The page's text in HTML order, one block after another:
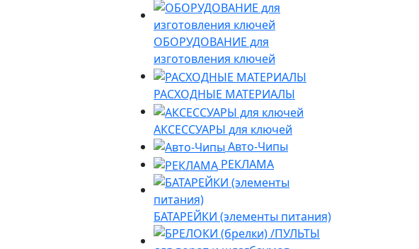
ОБОРУДОВАНИЕ для
изготовления ключей
РАСХОДНЫЕ МАТЕРИАЛЫ
АКСЕССУАРЫ для ключей
Авто-Чипы
РЕКЛАМА
БАТАРЕЙКИ (элементы питания)